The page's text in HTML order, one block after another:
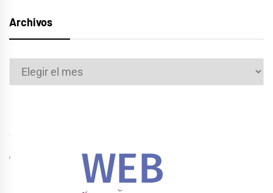
Archivos
Archivos